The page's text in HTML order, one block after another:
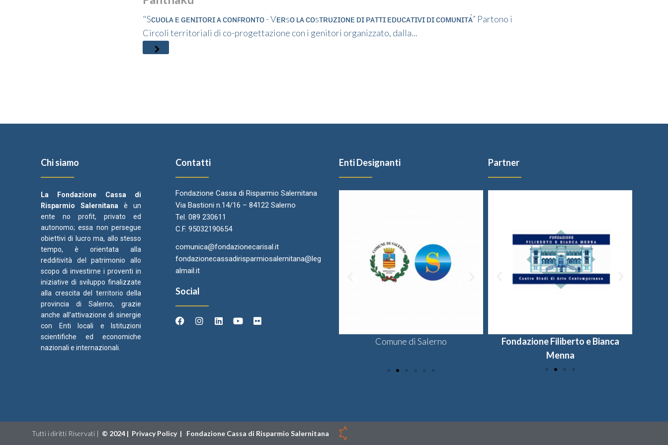
"Sᴄᴜᴏʟᴀ ᴇ ɢᴇɴɪᴛᴏʀɪ ᴀ ᴄᴏɴꜰʀᴏɴᴛᴏ - Vᴇʀsᴏ ʟᴀ ᴄᴏsᴛʀᴜᴢɪᴏɴᴇ ᴅɪ ᴘᴀᴛᴛɪ ᴇᴅᴜᴄᴀᴛɪᴠɪ ᴅɪ ᴄᴏᴍᴜɴɪᴛᴀ̀” Partono i
Circoli territoriali di co-progettazione con i genitori organizzato, dalla...
Chi siamo
La Fondazione Cassa di
Risparmio Salernitana è un
ente no profit, privato ed
autonomo; essa non persegue
obiettivi di lucro ma, allo stesso
tempo, è orientata alla
redditività del patrimonio allo
scopo di investirne i proventi in
iniziative di sviluppo finalizzate
alla crescita del territorio della
provincia di Salerno, grazie
anche all’attivazione di sinergie
con Enti locali e Istituzioni
scientifiche ed economiche
nazionali e internazionali.
Contatti
Fondazione Cassa di Risparmio Salernitana
Via Bastioni n.14/16 – 84122 Salerno
Tel. 089 230611
C.F. 95032190654
comunica@fondazionecarisal.it
fondazionecassadirisparmiosalernitana@leg
almail.it
Social
Enti Designanti
Arcidiocesi di Salerno Campagna
Comune di Salerno Provincia di Salerno
Partner
Sodalis CSV
Fondazione Filiberto e Bianca
Menna
Tutti i diritti Riservati | © 2024 | Privacy Policy | Fondazione Cassa di Risparmio Salernitana